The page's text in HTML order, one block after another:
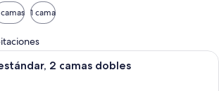
1 cama
1 habitación, caja de seguridad en la
2 camas dobles